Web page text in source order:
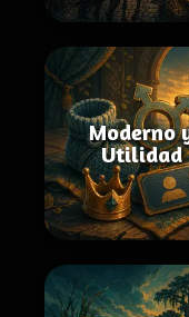
Moderno
Utilidad